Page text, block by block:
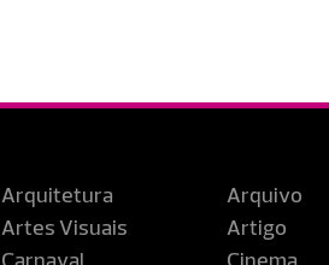
Arquitetura
Arquivo
Artes Visuais
Artigo